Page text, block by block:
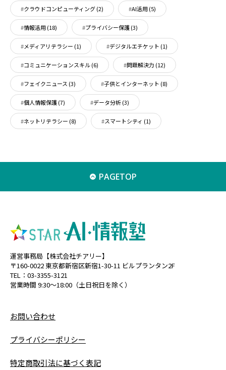
クラウドコンピューティング(2) AI活用 (5)
情報活用 (18) プライバシー保護(3)
メディアリテラシー (1) デジタルエチケット (1)
コミュニケーションスキル(6) 問題解決力 (12)
フェイクニュース (3) 子供とインターネット (8)
個人情報保護(7) データ分析(3)
ネットリテラシー (8) スマートシティ (1)
PAGETOP
運営事務局【株式会社チアリー】
〒160-0022 東京都新宿区新宿1-30-11 ビルプランタン2F
TEL：03-3355-3121
営業時間 9:30〜18:00（土日祝日を除く）
お問い合わせ
プライバシーポリシー
特定商取引法に基づく表記